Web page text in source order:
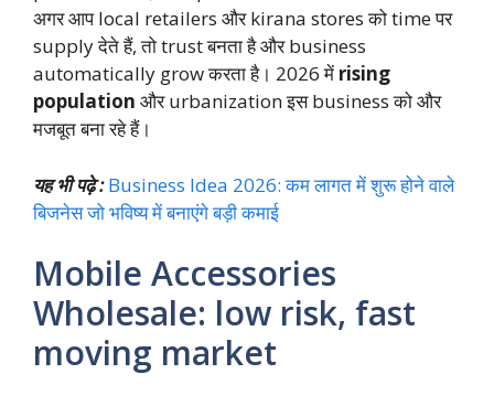
अगर आप local retailers और kirana stores को time पर
supply देते हैं, तो trust बनता है और business
automatically grow करता है। 2026 में rising
population और urbanization इस business को और
मजबूत बना रहे हैं।
यह भी पढ़े : Business Idea 2026: कम लागत में शुरू होने वाले
बिजनेस जो भविष्य में बनाएंगे बड़ी कमाई
Mobile Accessories
Wholesale: low risk, fast
moving market